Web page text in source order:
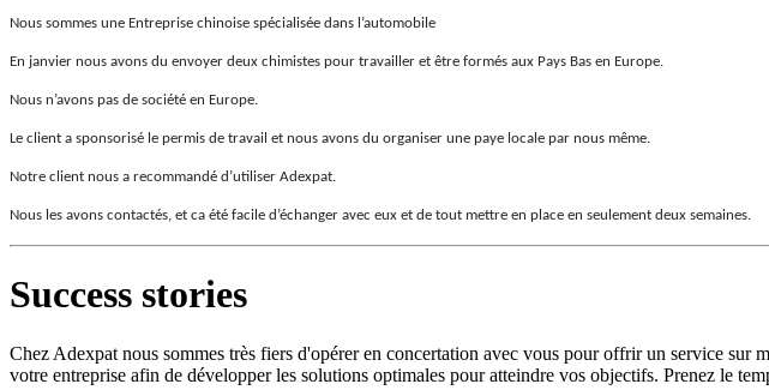
Nous sommes une Entreprise chinoise spécialisée dans l’automobile
En janvier nous avons du envoyer deux chimistes pour travailler et être formés aux Pays Bas en Europe.
Nous n’avons pas de société en Europe.
Le client a sponsorisé le permis de travail et nous avons du organiser une paye locale par nous même.
Notre client nous a recommandé d’utiliser Adexpat.
Nous les avons contactés, et ca été facile d’échanger avec eux et de tout mettre en place en seulement deux semaines.
Success stories
Chez Adexpat nous sommes très fiers d'opérer en concertation avec vous pour offrir un service sur
votre entreprise afin de développer les solutions optimales pour atteindre vos objectifs. Prenez le